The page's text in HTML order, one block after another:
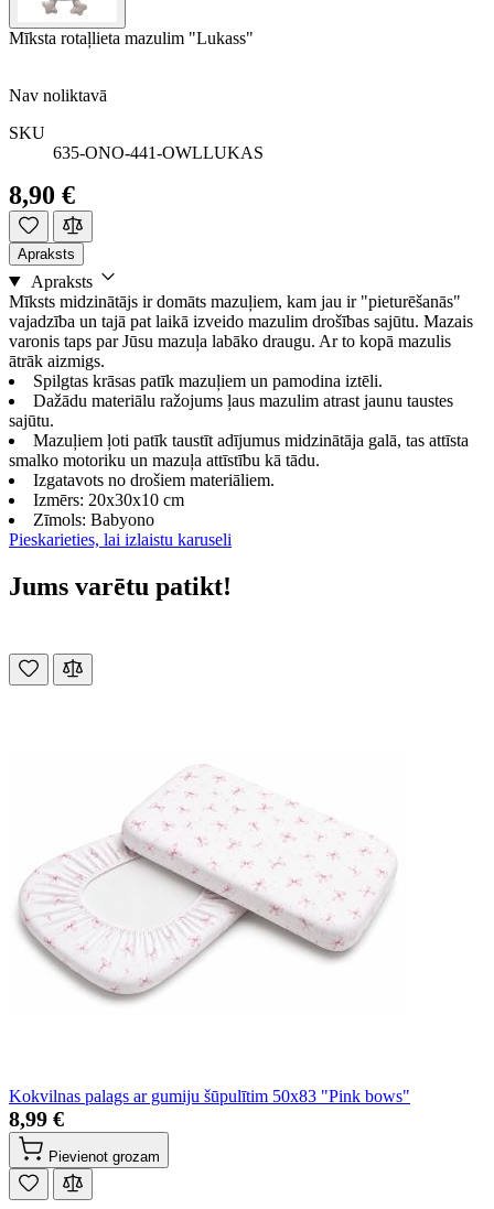
Mīksta rotaļlieta mazulim "Lukass"
Nav noliktavā
SKU
635-ONO-441-OWLLUKAS
8,90 €
Apraksts
Apraksts
Mīksts midzinātājs ir domāts mazuļiem, kam jau ir "pieturēšanās"
vajadzība un tajā pat laikā izveido mazulim drošības sajūtu. Mazais
varonis taps par Jūsu mazuļa labāko draugu. Ar to kopā mazulis
ātrāk aizmigs.
Spilgtas krāsas patīk mazuļiem un pamodina iztēli.
Dažādu materiālu ražojums ļaus mazulim atrast jaunu taustes
sajūtu.
Mazuļiem ļoti patīk taustīt adījumus midzinātāja galā, tas attīsta
smalko motoriku un mazuļa attīstību kā tādu.
Izgatavots no drošiem materiāliem.
Izmērs: 20x30x10 cm
Zīmols: Babyono
Pieskarieties, lai izlaistu karuseli
Jums varētu patikt!
Kokvilnas palags ar gumiju šūpulītim 50x83 "Pink bows"
8,99 €
Pievienot grozam